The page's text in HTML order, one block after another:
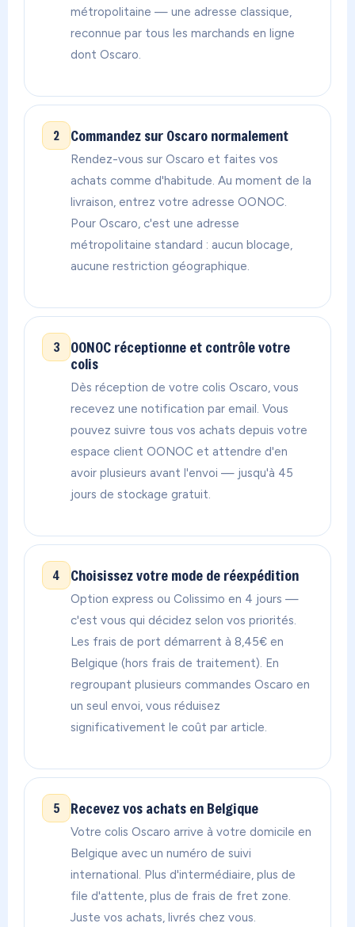
métropolitaine — une adresse classique,
reconnue par tous les marchands en ligne
dont Oscaro.
2 Commandez sur Oscaro normalement
Rendez-vous sur Oscaro et faites vos
achats comme d'habitude. Au moment de la
livraison, entrez votre adresse OONOC.
Pour Oscaro, c'est une adresse
métropolitaine standard : aucun blocage,
aucune restriction géographique.
3
OONOC réceptionne et contrôle votre
colis
Dès réception de votre colis Oscaro, vous
recevez une notification par email. Vous
pouvez suivre tous vos achats depuis votre
espace client OONOC et attendre d'en
avoir plusieurs avant l'envoi — jusqu'à 45
jours de stockage gratuit.
4 Choisissez votre mode de réexpédition
Option express ou Colissimo en 4 jours —
c'est vous qui décidez selon vos priorités.
Les frais de port démarrent à 8,45€ en
Belgique (hors frais de traitement). En
regroupant plusieurs commandes Oscaro en
un seul envoi, vous réduisez
significativement le coût par article.
5 Recevez vos achats en Belgique
Votre colis Oscaro arrive à votre domicile en
Belgique avec un numéro de suivi
international. Plus d'intermédiaire, plus de
file d'attente, plus de frais de fret zone.
Juste vos achats, livrés chez vous.